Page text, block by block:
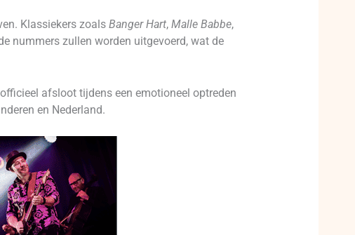
Klassiekers zoals Banger Hart, Malle Babbe,
nummers zullen worden uitgevoerd, wat de
afsloot tijdens een emotioneel optreden
en Nederland.